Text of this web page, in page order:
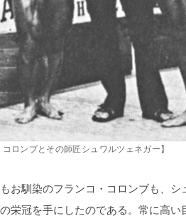
コロンブとその師匠シュワルツェネガー】
お馴染のフランコ・コロンブも、シ
栄冠を手にしたのである。常に高